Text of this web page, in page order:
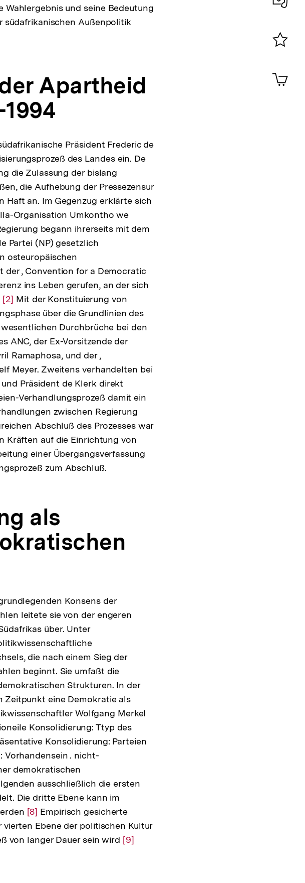
der
und seine Bedeutung
südafrikanischen Außenpolitik
Apartheid
Präsident Frederic de
des Landes ein. De
die Zulassung der bislang
die Aufhebung der Pressezensur
Haft an. Im Gegenzug erklärte sich
Organisation Umkontho we
begann ihrerseits mit dem
Partei (NP) gesetzlich
osteuropäischen
der , Convention for a Democratic
ins Leben gerufen, an der sich
Zur
Auflösung
der
Fußnote
[2] Mit der Konstituierung von
über die Grundlinien des
Durchbrüche bei den
ANC, der Ex-Vorsitzende der
Ramaphosa, und der ,
Meyer. Zweitens verhandelten bei
Präsident de Klerk direkt
Verhandlungsprozeß damit ein
zwischen Regierung
Abschluß des Prozesses war
Kräften auf die Einrichtung von
einer Übergangsverfassung
zum Abschluß.
als
Konsens der
leitete sie von der engeren
über. Unter
die nach einem Sieg der
beginnt. Sie umfaßt die
Strukturen. In der
Zeitpunkt eine Demokratie als
Wolfgang Merkel
Konsolidierung: Ttyp des
Konsolidierung: Parteien
Vorhandensein . nicht-
demokratischen
ausschließlich die ersten
Die dritte Ebene kann im
Zur
Auflösung
der
[8] Empirisch gesicherte
Ebene der politischen Kultur
von langer Dauer sein wird Zur
[9]